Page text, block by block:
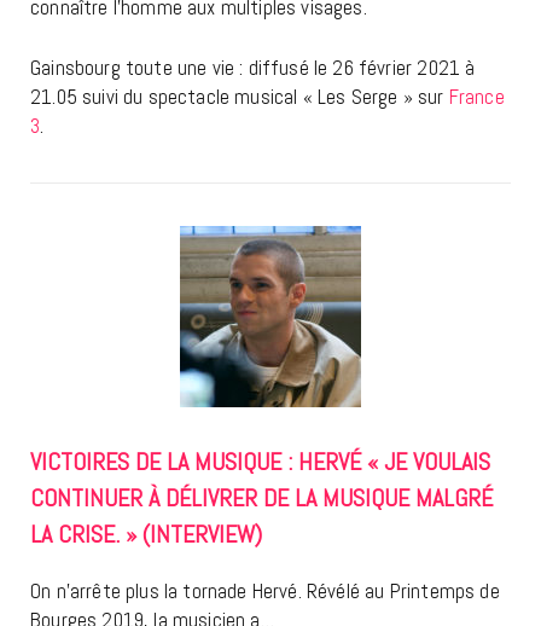
connaître l’homme aux multiples visages.
Gainsbourg toute une vie : diffusé le 26 février 2021 à
21.05 suivi du spectacle musical « Les Serge » sur France
3.
VICTOIRES DE LA MUSIQUE : HERVÉ « JE VOULAIS
CONTINUER À DÉLIVRER DE LA MUSIQUE MALGRÉ
LA CRISE. » (INTERVIEW)
On n’arrête plus la tornade Hervé. Révélé au Printemps de
Bourges 2019, la musicien a…